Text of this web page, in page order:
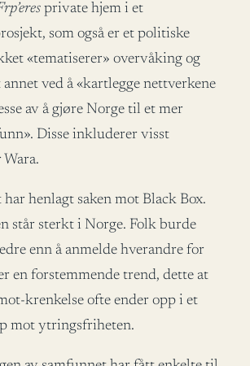
private hjem i et
som også er et politiske
«tematiserer» overvåking og
ved å «kartlegge nettverkene
av å gjøre Norge til et mer
Disse inkluderer visst
har henlagt saken mot Black Box.
står sterkt i Norge. Folk burde
enn å anmelde hverandre for
en forstemmende trend, dette at
krenkelse ofte ender opp i et
mot ytringsfriheten.